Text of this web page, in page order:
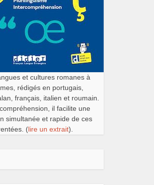
et cultures romanes à
rédigés en portugais,
français, italien et roumain.
il facilite une
simultanée et rapide de ces
(lire un extrait).